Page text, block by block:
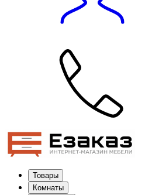
Товары
Комнаты